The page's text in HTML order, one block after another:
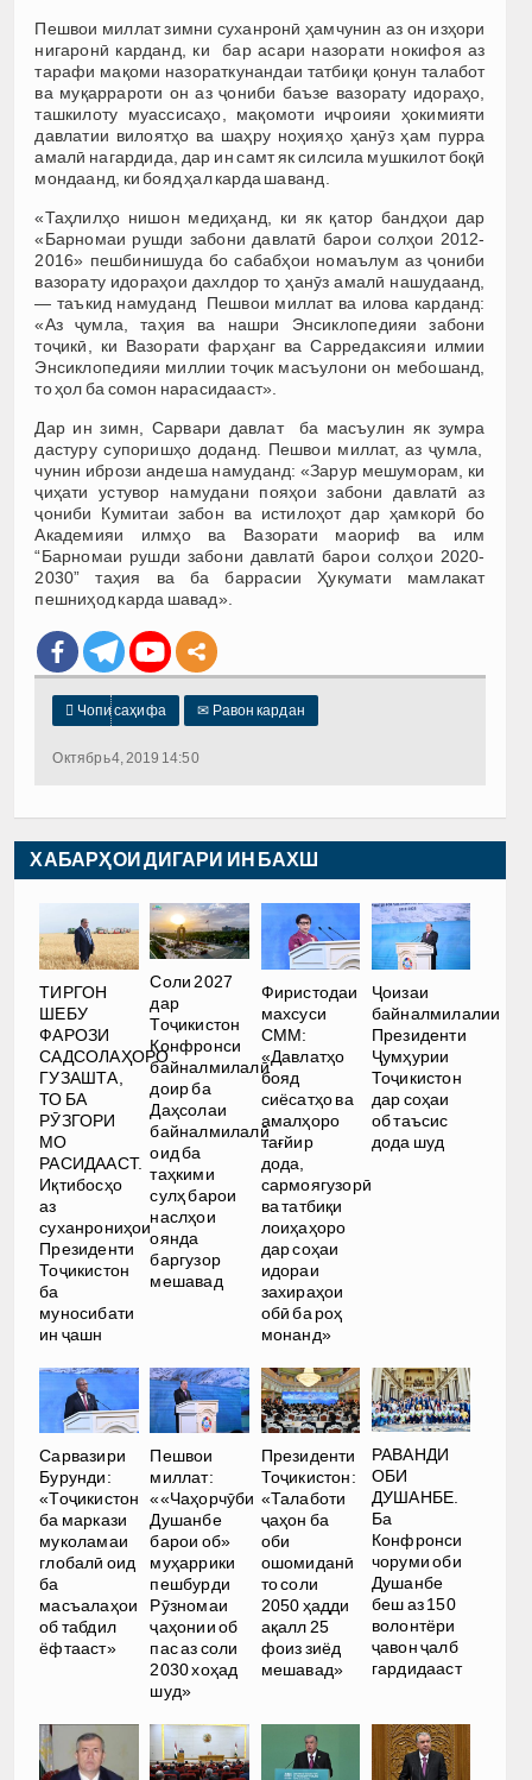
Пешвои миллат зимни суханронӣ ҳамчунин аз он изҳори
нигаронӣ карданд, ки бар асари назорати нокифоя аз
тарафи мақоми назораткунандаи татбиқи қонун талабот
ва муқаррароти он аз ҷониби баъзе вазорату идораҳо,
ташкилоту муассисаҳо, мақомоти иҷроияи ҳокимияти
давлатии вилоятҳо ва шаҳру ноҳияҳо ҳанӯз ҳам пурра
амалӣ нагардида, дар ин самт як силсила мушкилот боқӣ
мондаанд, ки бояд ҳал карда шаванд.
«Таҳлилҳо нишон медиҳанд, ки як қатор бандҳои дар
«Барномаи рушди забони давлатӣ барои солҳои 2012-
2016» пешбинишуда бо сабабҳои номаълум аз ҷониби
вазорату идораҳои дахлдор то ҳанӯз амалӣ нашудаанд,
— таъкид намуданд Пешвои миллат ва илова карданд:
«Аз ҷумла, таҳия ва нашри Энсиклопедияи забони
тоҷикӣ, ки Вазорати фарҳанг ва Сарредаксияи илмии
Энсиклопедияи миллии тоҷик масъулони он мебошанд,
то ҳол ба сомон нарасидааст».
Дар ин зимн, Сарвари давлат ба масъулин як зумра
дастуру супоришҳо доданд. Пешвои миллат, аз ҷумла,
чунин ибрози андеша намуданд: «Зарур мешуморам, ки
ҷиҳати устувор намудани пояҳои забони давлатӣ аз
ҷониби Кумитаи забон ва истилоҳот дар ҳамкорӣ бо
Академияи илмҳо ва Вазорати маориф ва илм
“Барномаи рушди забони давлатӣ барои солҳои 2020-
2030” таҳия ва ба баррасии Ҳукумати мамлакат
пешниҳод карда шавад».
 Чопи саҳифа ✉ Равон кардан
Октябрь 4, 2019 14:50
ХАБАРҲОИ ДИГАРИ ИН БАХШ
ТИРГОН
ШЕБУ
ФАРОЗИ
САДСОЛАҲОРО
ГУЗАШТА,
ТО БА
РӮЗГОРИ
МО
РАСИДААСТ.
Иқтибосҳо
аз
суханрониҳои
Президенти
Тоҷикистон
ба
муносибати
ин ҷашн
Соли 2027
дар
Тоҷикистон
Конфронси
байналмилалӣ
доир ба
Даҳсолаи
байналмилалӣ
оид ба
таҳкими
сулҳ барои
наслҳои
оянда
баргузор
мешавад
Фиристодаи
махсуси
СММ:
«Давлатҳо
бояд
сиёсатҳо ва
амалҳоро
тағйир
дода,
сармоягузорӣ
ва татбиқи
лоиҳаҳоро
дар соҳаи
идораи
захираҳои
обӣ ба роҳ
монанд»
Ҷоизаи
байналмилалии
Президенти
Ҷумҳурии
Тоҷикистон
дар соҳаи
об таъсис
дода шуд
Сарвазири
Бурунди:
«Тоҷикистон
ба маркази
муколамаи
глобалӣ оид
ба
масъалаҳои
об табдил
ёфтааст»
Пешвои
миллат:
««Чаҳорчӯби
Душанбе
барои об»
муҳаррики
пешбурди
Рӯзномаи
ҷаҳонии об
пас аз соли
2030 хоҳад
шуд»
Президенти
Тоҷикистон:
«Талаботи
ҷаҳон ба
оби
ошомиданӣ
то соли
2050 ҳадди
ақалл 25
фоиз зиёд
мешавад»
РАВАНДИ
ОБИ
ДУШАНБЕ.
Ба
Конфронси
чоруми оби
Душанбе
беш аз 150
волонтёри
ҷавон ҷалб
гардидааст